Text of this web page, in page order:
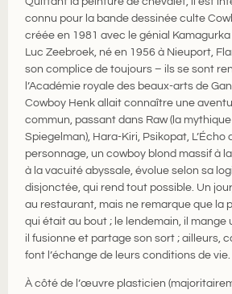
connu pour la bande dessinée culte
créée en 1981 avec le génial
Luc Zeebroek, né en 1956 à Nieuport,
son complice de toujours – ils se sont
l’Académie royale des beaux-arts de
Cowboy Henk allait connaître une
commun, passant dans Raw (la mythique
Spiegelman), Hara-Kiri, Psikopat, L’Écho
personnage, un cowboy blond massif à
à la vacuité abyssale, évolue selon sa
disjonctée, qui rend tout possible. Un
au restaurant, mais ne remarque que la
qui était au bout ; le lendemain, il mange
il fusionne et partage son sort ; ailleurs,
font l’échange de leurs conditions de vie.
À côté de l’œuvre plasticien